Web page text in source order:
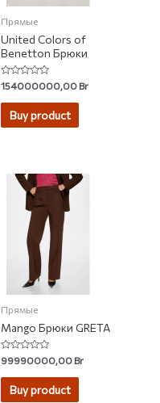
Прямые
United Colors of
Benetton Брюки
Rated
0
out
154000000,00Br
Buy product
Прямые
Mango Брюки GRETA
Rated
0
out
99990000,00Br
Buy product